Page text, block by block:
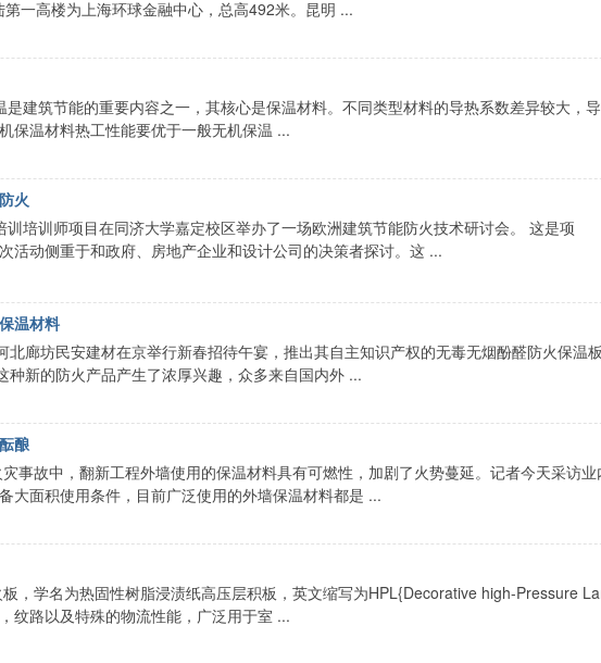
一高楼为上海环球金融中心，总高492米。昆明 ...
筑节能的重要内容之一，其核心是保温材料。不同类型材料的导热系数差异较大，导
保温材料热工性能要优于一般无机保温 ...
火
培训师项目在同济大学嘉定校区举办了一场欧洲建筑节能防火技术研讨会。 这是项
活动侧重于和政府、房地产企业和设计公司的决策者探讨。这 ...
温材料
廊坊民安建材在京举行新春招待午宴，推出其自主知识产权的无毒无烟酚醛防火保温
新的防火产品产生了浓厚兴趣，众多来自国内外 ...
酿
事故中，翻新工程外墙使用的保温材料具有可燃性，加剧了火势蔓延。记者今天采访
大面积使用条件，目前广泛使用的外墙保温材料都是 ...
，学名为热固性树脂浸渍纸高压层积板，英文缩写为HPL{Decorative high-Pressure
纹路以及特殊的物流性能，广泛用于室 ...